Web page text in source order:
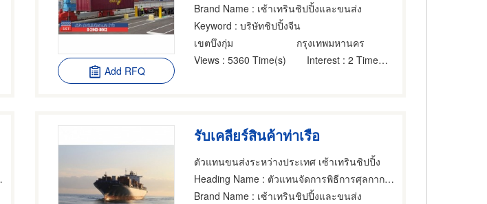
Add RFQ
Brand Name : เซ้าเทรินชิปปิ้งและขนส่ง
Keyword : บริษัทชิปปิ้งจีน
เขตบึงกุ่ม
กรุงเทพมหานคร
Views : 5360 Time(s) Interest : 2 Time(s)
รับเคลียร์สินค้าท่าเรือ
ตัวแทนขนส่งระหว่างประเทศ เซ้าเทรินชิปปิ้ง
Heading Name : ตัวแทนจัดการพิธีการศุลกากร,ที่ปรึกษาการขนส่งและบริการเรือเดินทะเล,นายหน้าดำเนินการพิธีการศุลกากร
Brand Name : เซ้าเทรินชิปปิ้งและขนส่ง